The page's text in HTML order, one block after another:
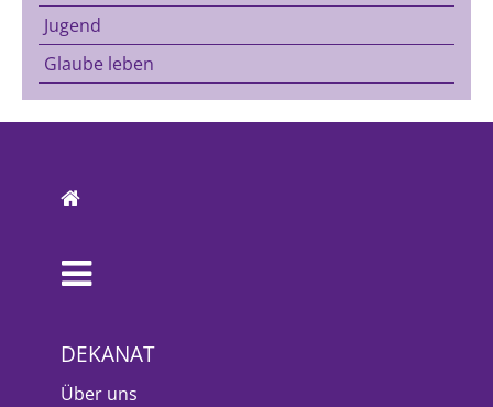
Jugend
Glaube leben
DEKANAT
Über uns